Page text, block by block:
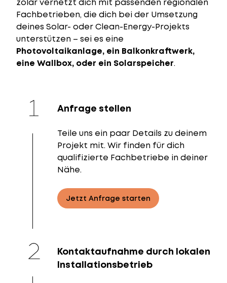
Fachbetrieben, die dich bei der Umsetzung
deines Solar- oder Clean-Energy-Projekts
unterstützen – sei es eine
Photovoltaikanlage, ein Balkonkraftwerk,
eine Wallbox, oder ein Solarspeicher.
Anfrage stellen
Teile uns ein paar Details zu deinem
Projekt mit. Wir finden für dich
qualifizierte Fachbetriebe in deiner
Nähe.
Jetzt Anfrage starten
Kontaktaufnahme durch lokalen
Installationsbetrieb